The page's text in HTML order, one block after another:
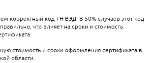
корректный код ТН ВЭД. В 50% случаев этот код
что влияет на сроки и стоимость
стоимость и сроки оформления сертификата в
области.